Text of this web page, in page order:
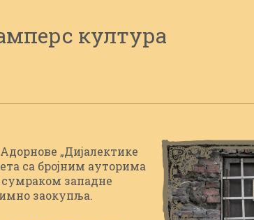
култура
„Дијалектике
са бројним ауторима
западне
заокупља.